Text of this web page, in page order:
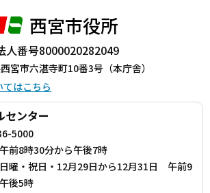
西宮市役所
人番号8000020282049
市六湛寺町10番3号（本庁舎）
はこちら
センター
5000
前8時30分から午後7時
曜・祝日・12月29日から12月31日 午前9
後5時